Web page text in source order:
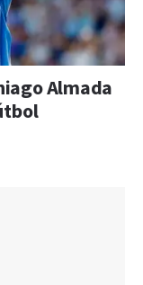
Almada